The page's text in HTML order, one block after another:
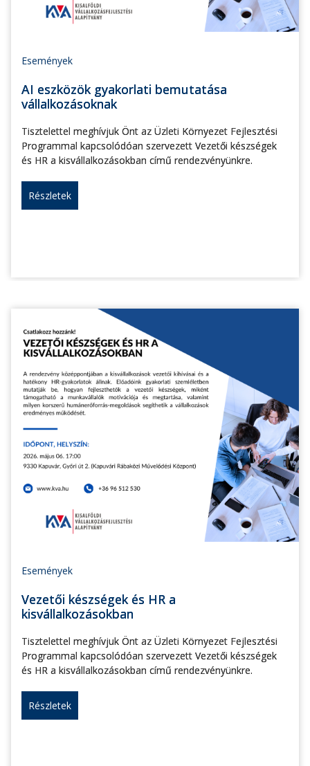
Események
AI eszközök gyakorlati bemutatása
vállalkozásoknak
Tisztelettel meghívjuk Önt az Üzleti Környezet Fejlesztési
Programmal kapcsolódóan szervezett Vezetői készségek
és HR a kisvállalkozásokban című rendezvényünkre.
Részletek
Események
Vezetői készségek és HR a
kisvállalkozásokban
Tisztelettel meghívjuk Önt az Üzleti Környezet Fejlesztési
Programmal kapcsolódóan szervezett Vezetői készségek
és HR a kisvállalkozásokban című rendezvényünkre.
Részletek